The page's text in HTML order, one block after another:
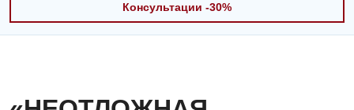
Консультации -30%